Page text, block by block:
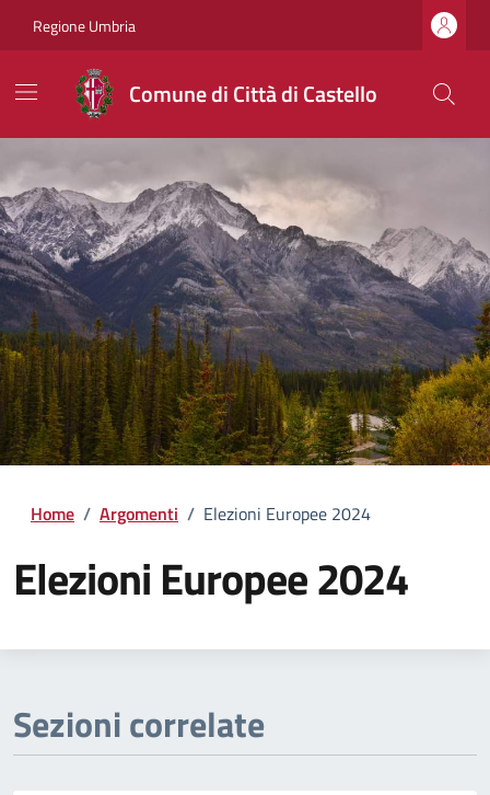
Regione Umbria
Comune di Città di Castello
Home / Argomenti / Elezioni Europee 2024
Elezioni Europee 2024
Dettagli della notizia
Sezioni correlate